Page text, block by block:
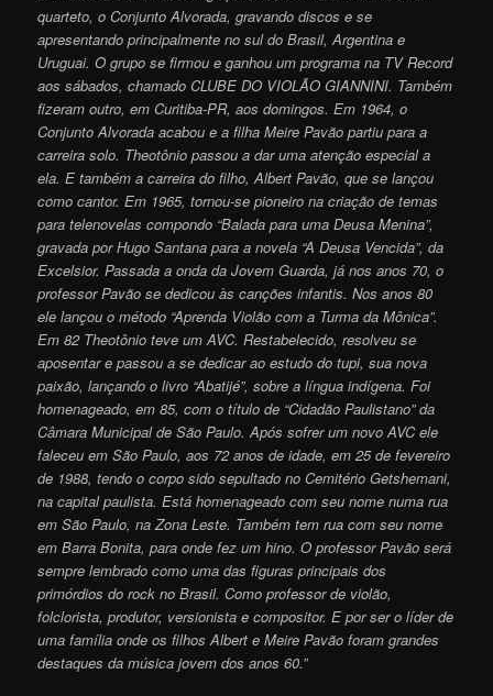
quarteto, o Conjunto Alvorada, gravando discos e se
apresentando principalmente no sul do Brasil, Argentina e
Uruguai. O grupo se firmou e ganhou um programa na TV Record
aos sábados, chamado CLUBE DO VIOLÃO GIANNINI. Também
fizeram outro, em Curitiba-PR, aos domingos. Em 1964, o
Conjunto Alvorada acabou e a filha Meire Pavão partiu para a
carreira solo. Theotônio passou a dar uma atenção especial a
ela. E também a carreira do filho, Albert Pavão, que se lançou
como cantor. Em 1965, tornou-se pioneiro na criação de temas
para telenovelas compondo “Balada para uma Deusa Menina”,
gravada por Hugo Santana para a novela “A Deusa Vencida”, da
Excelsior. Passada a onda da Jovem Guarda, já nos anos 70, o
professor Pavão se dedicou às canções infantis. Nos anos 80
ele lançou o método “Aprenda Violão com a Turma da Mônica”.
Em 82 Theotônio teve um AVC. Restabelecido, resolveu se
aposentar e passou a se dedicar ao estudo do tupi, sua nova
paixão, lançando o livro “Abatijé”, sobre a língua indígena. Foi
homenageado, em 85, com o título de “Cidadão Paulistano” da
Câmara Municipal de São Paulo. Após sofrer um novo AVC ele
faleceu em São Paulo, aos 72 anos de idade, em 25 de fevereiro
de 1988, tendo o corpo sido sepultado no Cemitério Getshemani,
na capital paulista. Está homenageado com seu nome numa rua
em São Paulo, na Zona Leste. Também tem rua com seu nome
em Barra Bonita, para onde fez um hino. O professor Pavão será
sempre lembrado como uma das figuras principais dos
primórdios do rock no Brasil. Como professor de violão,
folclorista, produtor, versionista e compositor. E por ser o líder de
uma família onde os filhos Albert e Meire Pavão foram grandes
destaques da música jovem dos anos 60.”